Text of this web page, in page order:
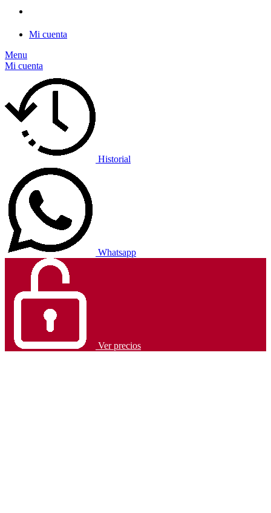
Mi cuenta
Menu
Mi cuenta
Historial
Whatsapp
Ver precios